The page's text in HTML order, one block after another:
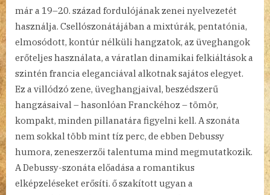
már a 19–20. század fordulójának zenei nyelvezetét
használja. Csellószonátájában a mixtúrák, pentatónia,
elmosódott, kontúr nélküli hangzatok, az üveghangok
erőteljes használata, a váratlan dinamikai felkiáltások a
szintén francia eleganciával alkotnak sajátos elegyet.
Ez a villódzó zene, üveghangjaival, beszédszerű
hangzásaival – hasonlóan Franckéhoz – tömör,
kompakt, minden pillanatára figyelni kell. A szonáta
nem sokkal több mint tíz perc, de ebben Debussy
humora, zeneszerzői talentuma mind megmutatkozik.
A Debussy-szonáta előadása a romantikus
elképzeléseket erősíti. ő szakított ugyan a